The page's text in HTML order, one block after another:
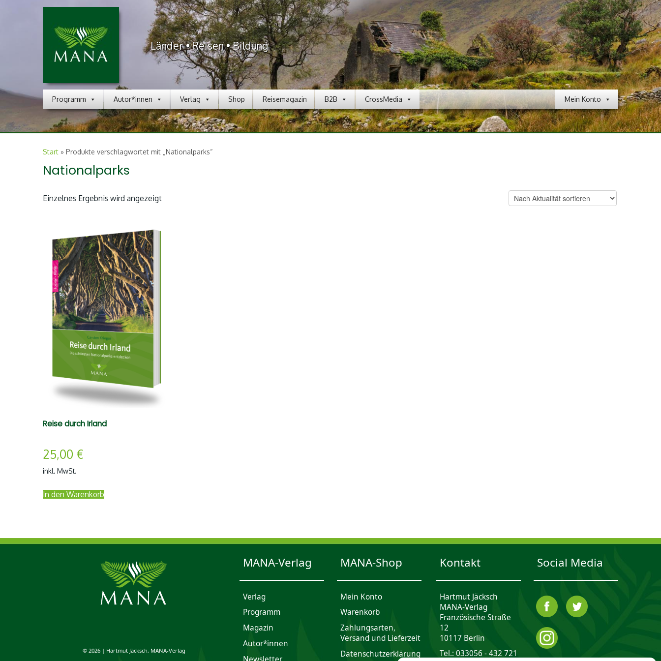
Länder • Reisen • Bildung
Programm Autor*innen Verlag Shop Reisemagazin B2B Mein Konto
CrossMedia
Start » Produkte verschlagwortet mit „Nationalparks“
Nationalparks
Einzelnes Ergebnis wird angezeigt
Reise durch Irland
25,00 €
inkl. MwSt.
In den Warenkorb
© 2026 | Hartmut Jäcksch, MANA-Verlag
MANA-Verlag
Verlag
Programm
Magazin
Autor*innen
MANA-Shop
Mein Konto
Waren­korb
Zahlungsarten,
Versand und Lieferzeit
Daten­schutz­er­klärung
Kontakt
Hartmut Jäcksch
MANA-Verlag
Französische Straße
12
10117 Berlin
Tel.: 033056 - 432 721
Social Media